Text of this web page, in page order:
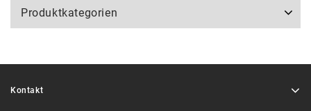
Produktkategorien
Kontakt